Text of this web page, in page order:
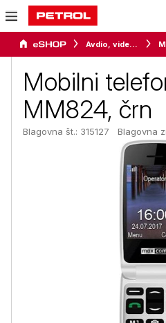
Avdio, video in telefonija
Mobilni
MM824, črn
Blagovna št.: 315127 Blagovna